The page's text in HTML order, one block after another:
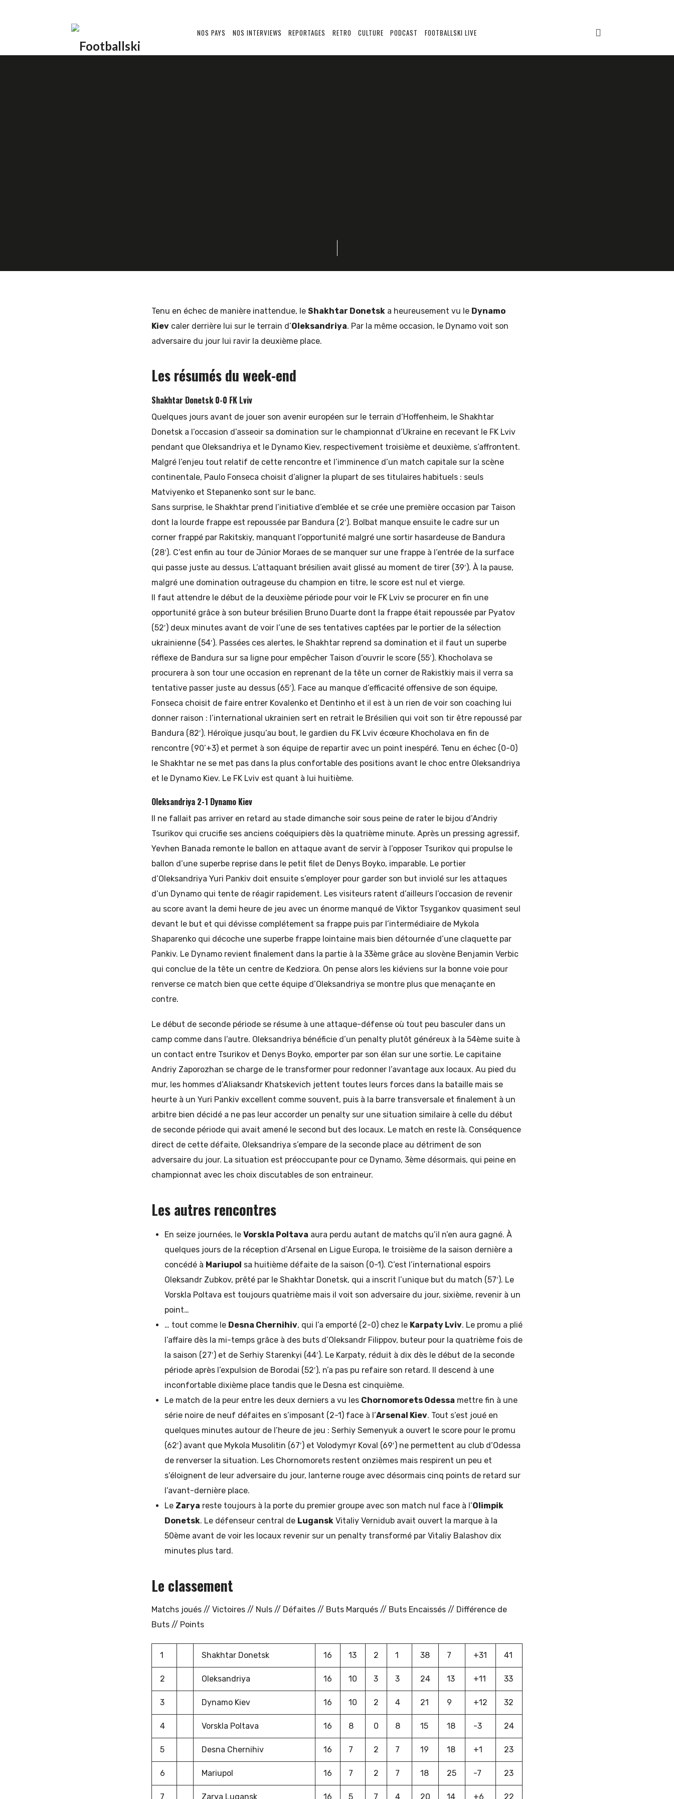
Footballski NOS PAYS NOS INTERVIEWS REPORTAGES RETRO CULTURE PODCAST FOOTBALLSKI LIVE
Tenu en échec de manière inattendue, le Shakhtar Donetsk a heureusement vu le Dynamo
Kiev caler derrière lui sur le terrain d’Oleksandriya. Par la même occasion, le Dynamo voit son
adversaire du jour lui ravir la deuxième place.
Les résumés du week-end
Shakhtar Donetsk 0-0 FK Lviv
Quelques jours avant de jouer son avenir européen sur le terrain d’Hoffenheim, le Shakhtar
Donetsk a l’occasion d’asseoir sa domination sur le championnat d’Ukraine en recevant le FK Lviv
pendant que Oleksandriya et le Dynamo Kiev, respectivement troisième et deuxième, s’affrontent.
Malgré l’enjeu tout relatif de cette rencontre et l’imminence d’un match capitale sur la scène
continentale, Paulo Fonseca choisit d’aligner la plupart de ses titulaires habituels : seuls
Matviyenko et Stepanenko sont sur le banc.
Sans surprise, le Shakhtar prend l’initiative d’emblée et se crée une première occasion par Taison
dont la lourde frappe est repoussée par Bandura (2′). Bolbat manque ensuite le cadre sur un
corner frappé par Rakitskiy, manquant l’opportunité malgré une sortir hasardeuse de Bandura
(28′). C’est enfin au tour de Júnior Moraes de se manquer sur une frappe à l’entrée de la surface
qui passe juste au dessus. L’attaquant brésilien avait glissé au moment de tirer (39′). À la pause,
malgré une domination outrageuse du champion en titre, le score est nul et vierge.
Il faut attendre le début de la deuxième période pour voir le FK Lviv se procurer en fin une
opportunité grâce à son buteur brésilien Bruno Duarte dont la frappe était repoussée par Pyatov
(52′) deux minutes avant de voir l’une de ses tentatives captées par le portier de la sélection
ukrainienne (54′). Passées ces alertes, le Shakhtar reprend sa domination et il faut un superbe
réflexe de Bandura sur sa ligne pour empêcher Taison d’ouvrir le score (55′). Khocholava se
procurera à son tour une occasion en reprenant de la tête un corner de Rakistkiy mais il verra sa
tentative passer juste au dessus (65′). Face au manque d’efficacité offensive de son équipe,
Fonseca choisit de faire entrer Kovalenko et Dentinho et il est à un rien de voir son coaching lui
donner raison : l’international ukrainien sert en retrait le Brésilien qui voit son tir être repoussé par
Bandura (82′). Héroïque jusqu’au bout, le gardien du FK Lviv écœure Khocholava en fin de
rencontre (90’+3) et permet à son équipe de repartir avec un point inespéré. Tenu en échec (0-0)
le Shakhtar ne se met pas dans la plus confortable des positions avant le choc entre Oleksandriya
et le Dynamo Kiev. Le FK Lviv est quant à lui huitième.
Oleksandriya 2-1 Dynamo Kiev
Il ne fallait pas arriver en retard au stade dimanche soir sous peine de rater le bijou d’Andriy
Tsurikov qui crucifie ses anciens coéquipiers dès la quatrième minute. Après un pressing agressif,
Yevhen Banada remonte le ballon en attaque avant de servir à l’opposer Tsurikov qui propulse le
ballon d’une superbe reprise dans le petit filet de Denys Boyko, imparable. Le portier
d’Oleksandriya Yuri Pankiv doit ensuite s’employer pour garder son but inviolé sur les attaques
d’un Dynamo qui tente de réagir rapidement. Les visiteurs ratent d’ailleurs l’occasion de revenir
au score avant la demi heure de jeu avec un énorme manqué de Viktor Tsygankov quasiment seul
devant le but et qui dévisse complétement sa frappe puis par l’intermédiaire de Mykola
Shaparenko qui décoche une superbe frappe lointaine mais bien détournée d’une claquette par
Pankiv. Le Dynamo revient finalement dans la partie à la 33ème grâce au slovène Benjamin Verbic
qui conclue de la tête un centre de Kedziora. On pense alors les kiéviens sur la bonne voie pour
renverse ce match bien que cette équipe d’Oleksandriya se montre plus que menaçante en
contre.
Le début de seconde période se résume à une attaque-défense où tout peu basculer dans un
camp comme dans l’autre. Oleksandriya bénéficie d’un penalty plutôt généreux à la 54ème suite à
un contact entre Tsurikov et Denys Boyko, emporter par son élan sur une sortie. Le capitaine
Andriy Zaporozhan se charge de le transformer pour redonner l’avantage aux locaux. Au pied du
mur, les hommes d’Aliaksandr Khatskevich jettent toutes leurs forces dans la bataille mais se
heurte à un Yuri Pankiv excellent comme souvent, puis à la barre transversale et finalement à un
arbitre bien décidé a ne pas leur accorder un penalty sur une situation similaire à celle du début
de seconde période qui avait amené le second but des locaux. Le match en reste là. Conséquence
direct de cette défaite, Oleksandriya s’empare de la seconde place au détriment de son
adversaire du jour. La situation est préoccupante pour ce Dynamo, 3ème désormais, qui peine en
championnat avec les choix discutables de son entraineur.
Les autres rencontres
En seize journées, le Vorskla Poltava aura perdu autant de matchs qu’il n’en aura gagné. À
quelques jours de la réception d’Arsenal en Ligue Europa, le troisième de la saison dernière a
concédé à Mariupol sa huitième défaite de la saison (0-1). C’est l’international espoirs
Oleksandr Zubkov, prêté par le Shakhtar Donetsk, qui a inscrit l’unique but du match (57′). Le
Vorskla Poltava est toujours quatrième mais il voit son adversaire du jour, sixième, revenir à un
point…
… tout comme le Desna Chernihiv, qui l’a emporté (2-0) chez le Karpaty Lviv. Le promu a plié
l’affaire dès la mi-temps grâce à des buts d’Oleksandr Filippov, buteur pour la quatrième fois de
la saison (27′) et de Serhiy Starenkyi (44′). Le Karpaty, réduit à dix dès le début de la seconde
période après l’expulsion de Borodai (52′), n’a pas pu refaire son retard. Il descend à une
inconfortable dixième place tandis que le Desna est cinquième.
Le match de la peur entre les deux derniers a vu les Chornomorets Odessa mettre fin à une
série noire de neuf défaites en s’imposant (2-1) face à l’Arsenal Kiev. Tout s’est joué en
quelques minutes autour de l’heure de jeu : Serhiy Semenyuk a ouvert le score pour le promu
(62′) avant que Mykola Musolitin (67′) et Volodymyr Koval (69′) ne permettent au club d’Odessa
de renverser la situation. Les Chornomorets restent onzièmes mais respirent un peu et
s’éloignent de leur adversaire du jour, lanterne rouge avec désormais cinq points de retard sur
l’avant-dernière place.
Le Zarya reste toujours à la porte du premier groupe avec son match nul face à l’Olimpik
Donetsk. Le défenseur central de LuganskVitaliy Vernidub avait ouvert la marque à la
50ème avant de voir les locaux revenir sur un penalty transformé par Vitaliy Balashov dix
minutes plus tard.
Le classement
Matchs joués // Victoires // Nuls // Défaites // Buts Marqués // Buts Encaissés // Différence de
Buts // Points
1 Shakhtar Donetsk 16 13 2 1 38 7 +31 41
2 Oleksandriya 16 10 3 3 24 13 +11 33
3 Dynamo Kiev 16 10 2 4 21 9 +12 32
4 Vorskla Poltava 16 8 0 8 15 18 -3 24
5 Desna Chernihiv 16 7 2 7 19 18 +1 23
6 Mariupol 16 7 2 7 18 25 -7 23
7 Zarya Lugansk 16 5 7 4 20 14 +6 22